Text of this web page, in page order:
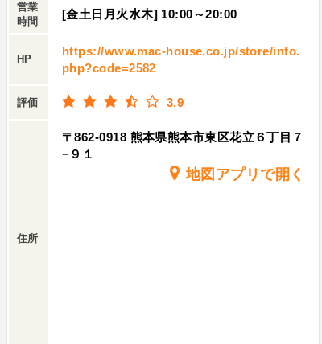
営業
時間
[金土日月火水木] 10:00～20:00
HP
https://www.mac-house.co.jp/store/info.
php?code=2582
評価 3.9
住所
〒862-0918 熊本県熊本市東区花立６丁目７
−９１
地図アプリで開く